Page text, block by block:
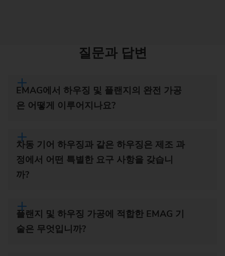
질문과 답변
EMAG에서 하우징 및 플랜지의 완전 가공
은 어떻게 이루어지나요?
차동 기어 하우징과 같은 하우징은 제조 과
정에서 어떤 특별한 요구 사항을 갖습니
까?
플랜지 및 하우징 가공에 적합한 EMAG 기
술은 무엇입니까?